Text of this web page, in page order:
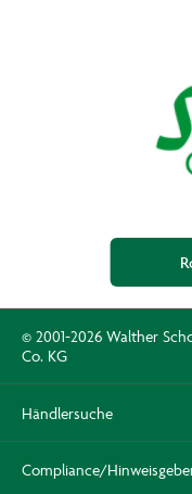
© 2001-2026 Walther
Co. KG
Händlersuche
Compliance/